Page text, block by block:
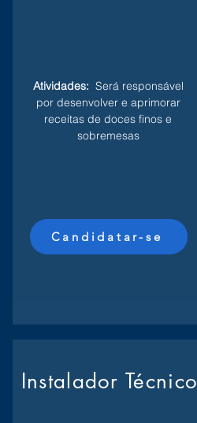
Atividades: Será responsável
por desenvolver e aprimorar
receitas de doces finos e
sobremesas
Candidatar-se
Instalador Técnico